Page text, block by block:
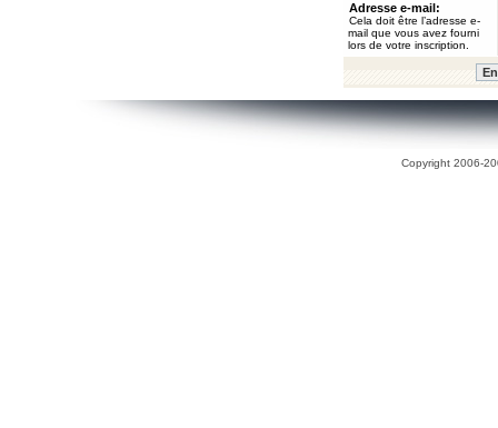
Adresse e-mail:
Cela doit être l’adresse e-
mail que vous avez fourni
lors de votre inscription.
Copyright 2006-